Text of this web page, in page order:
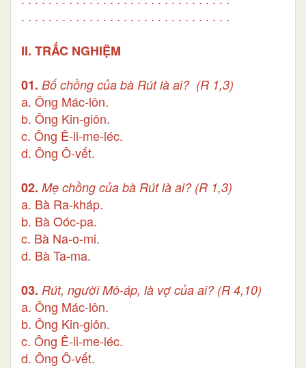
. . . . . . . . . . . . . . . . . . . . . . . . . . . . . . .
II. TRẮC NGHIỆM
01. Bố chồng của bà Rút là ai? (R 1,3)
a. Ông Mác-lôn.
b. Ông Kin-giôn.
c. Ông Ê-li-me-léc.
d. Ông Ô-vết.
02. Mẹ chồng của bà Rút là ai? (R 1,3)
a. Bà Ra-kháp.
b. Bà Oóc-pa.
c. Bà Na-o-mi.
d. Bà Ta-ma.
03. Rút, người Mô-áp, là vợ của ai? (R 4,10)
a. Ông Mác-lôn.
b. Ông Kin-giôn.
c. Ông Ê-li-me-léc.
d. Ông Ô-vết.